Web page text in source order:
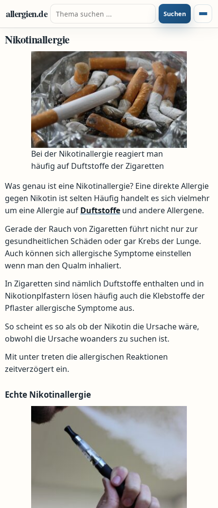
Zum Inhalt springen
allergien.de Suche nach: Suchen
Nikotinallergie
Bei der Nikotinallergie reagiert man
häufig auf Duftstoffe der Zigaretten
Was genau ist eine Nikotinallergie? Eine direkte Allergie
gegen Nikotin ist selten Häufig handelt es sich vielmehr
um eine Allergie auf Duftstoffe und andere Allergene.
Gerade der Rauch von Zigaretten führt nicht nur zur
gesundheitlichen Schäden oder gar Krebs der Lunge.
Auch können sich allergische Symptome einstellen
wenn man den Qualm inhaliert.
In Zigaretten sind nämlich Duftstoffe enthalten und in
Nikotionplfastern lösen häufig auch die Klebstoffe der
Pflaster allergische Symptome aus.
So scheint es so als ob der Nikotin die Ursache wäre,
obwohl die Ursache woanders zu suchen ist.
Mit unter treten die allergischen Reaktionen
zeitverzögert ein.
Echte Nikotinallergie